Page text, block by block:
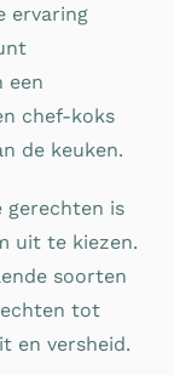
ervaring
een
chef-koks
de keuken.
gerechten is
uit te kiezen.
soorten
tot
en versheid.